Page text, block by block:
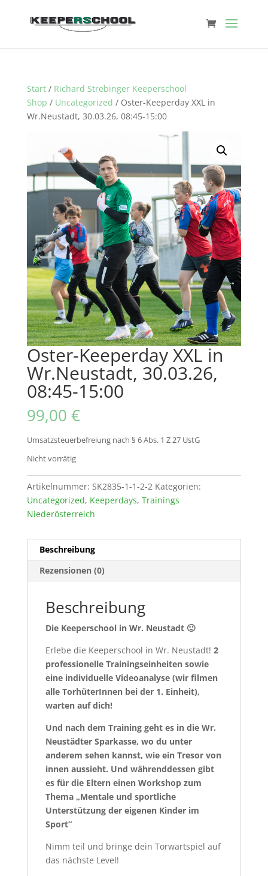
Start/ Richard Strebinger Keeperschool
Shop / Uncategorized / Oster-Keeperday XXL in
Wr.Neustadt, 30.03.26, 08:45-15:00
Oster-Keeperday XXL in
Wr.Neustadt, 30.03.26,
08:45-15:00
99,00 €
Umsatzsteuerbefreiung nach § 6 Abs. 1 Z 27 UstG
Nicht vorrätig
Artikelnummer: SK2835-1-1-2-2 Kategorien:
Uncategorized, Keeperdays, Trainings
Niederösterreich
Beschreibung
Rezensionen (0)
Beschreibung
Die Keeperschool in Wr. Neustadt 🙂
Erlebe die Keeperschool in Wr. Neustadt! 2
professionelle Trainingseinheiten sowie
eine individuelle Videoanalyse (wir filmen
alle TorhüterInnen bei der 1. Einheit),
warten auf dich!
Und nach dem Training geht es in die Wr.
Neustädter Sparkasse, wo du unter
anderem sehen kannst, wie ein Tresor von
innen aussieht. Und währenddessen gibt
es für die Eltern einen Workshop zum
Thema „Mentale und sportliche
Unterstützung der eigenen Kinder im
Sport“
Nimm teil und bringe dein Torwartspiel auf
das nächste Level!